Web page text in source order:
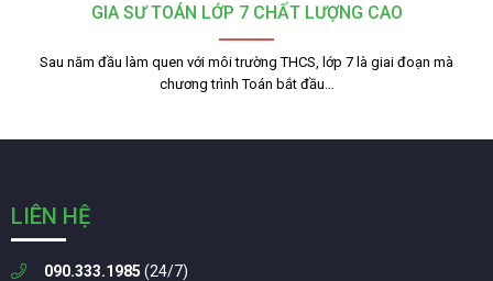
GIA SƯ TOÁN LỚP 7 CHẤT LƯỢNG CAO
Sau năm đầu làm quen với môi trường THCS, lớp 7 là giai đoạn mà
chương trình Toán bắt đầu…
LIÊN HỆ
090.333.1985 (24/7)